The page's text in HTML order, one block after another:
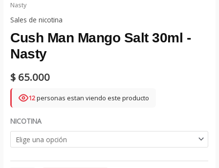
Nasty
Sales de nicotina
Cush Man Mango Salt 30ml -
Nasty
$ 65.000
12personas estan viendo este producto
NICOTINA